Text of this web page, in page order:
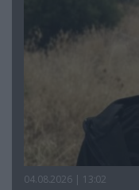
04.08.2026 | 13:02